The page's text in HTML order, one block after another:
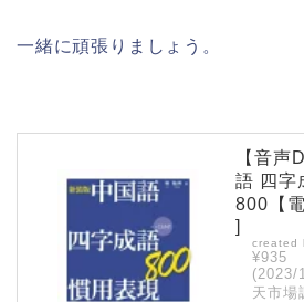
一緒に頑張りましょう。
【音声
語 四字
800【
]
created
¥935
(2023/
天市場